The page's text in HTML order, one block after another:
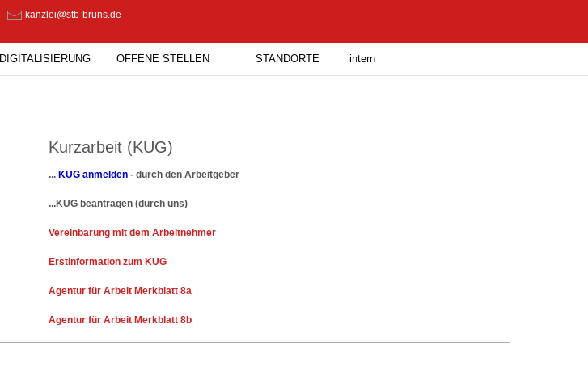
kanzlei@stb-bruns.de
DIGITALISIERUNG OFFENE STELLEN STANDORTE intern
Kurzarbeit (KUG)
... KUG anmelden - durch den Arbeitgeber
...KUG beantragen (durch uns)
Vereinbarung mit dem Arbeitnehmer
Erstinformation zum KUG
Agentur für Arbeit Merkblatt 8a
Agentur für Arbeit Merkblatt 8b